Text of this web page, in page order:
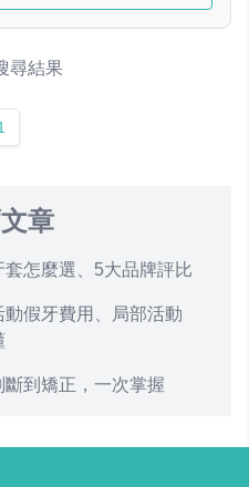
尋結果
章
怎麼選、5大品牌評比
假牙費用、局部活動
到矯正，一次掌握